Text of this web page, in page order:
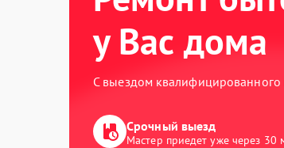
у Вас дома
С выездом квалифицированного
Срочный выезд
Мастер приедет уже через 30